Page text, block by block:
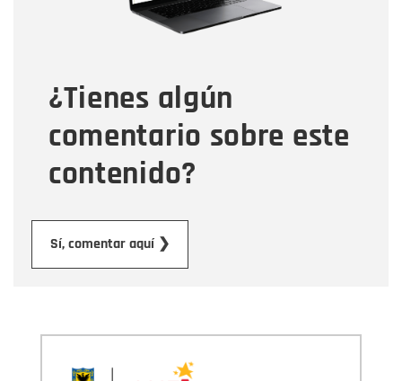
¿Tienes algún
comentario sobre este
contenido?
Sí, comentar aquí ❯
Tipo de comentario
Mensaje